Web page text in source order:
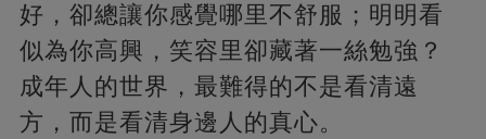
好，卻總讓你感覺哪里不舒服；明明看
似為你高興，笑容里卻藏著一絲勉強？
成年人的世界，最難得的不是看清遠
方，而是看清身邊人的真心。